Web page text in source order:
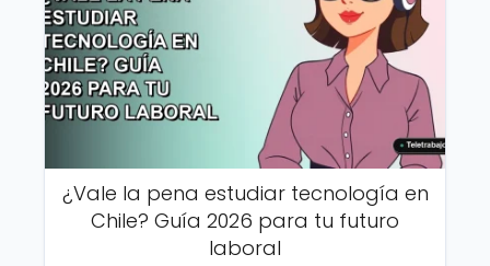
¿Vale la pena estudiar tecnología en
Chile? Guía 2026 para tu futuro
laboral